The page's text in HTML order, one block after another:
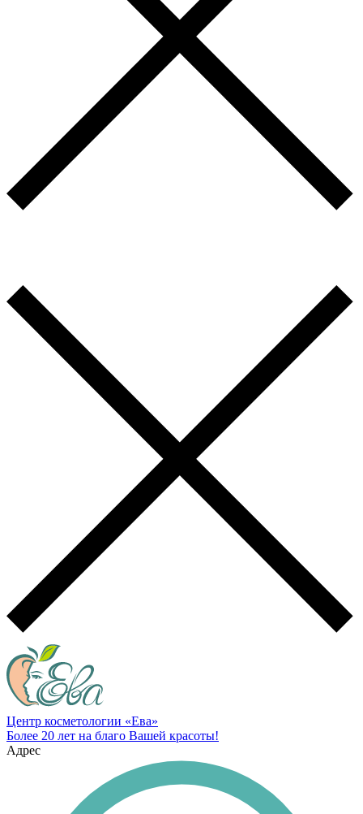
Центр косметологии «Ева»
Более 20 лет на благо Вашей красоты!
Адрес